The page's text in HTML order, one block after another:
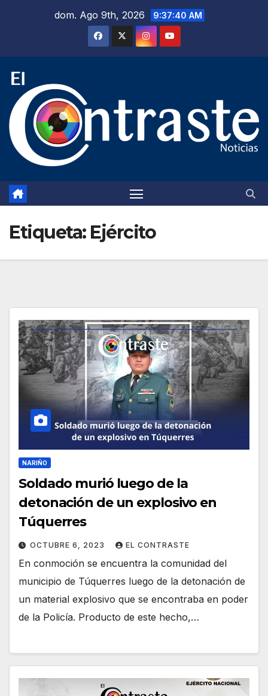
dom. Ago 9th, 2026 9:37:41 AM
Etiqueta: Ejército
NARIÑO
Soldado murió luego de la
detonación de un explosivo en
Túquerres
OCTUBRE 6, 2023 EL CONTRASTE
En conmoción se encuentra la comunidad del
municipio de Túquerres luego de la detonación de
un material explosivo que se encontraba en poder
de la Policía. Producto de este hecho,…